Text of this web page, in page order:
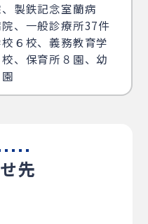
製鉄記念室蘭病
、一般診療所37件
６校、義務教育学
、保育所８園、幼
先